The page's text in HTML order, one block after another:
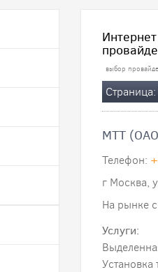
выбор
МТТ (ОАО
Телефон:
г Москва,
На рынке
Услуги: